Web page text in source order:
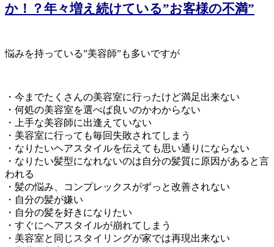
か！？年々増え続けている”お客様の不満”
悩みを持っている”美容師”も多いですが
・今までたくさんの美容室に行ったけど満足出来ない
・何処の美容室を選べば良いのかわからない
・上手な美容師に出逢えていない
・美容室に行っても毎回失敗されてしまう
・なりたいヘアスタイルを伝えても思い通りにならない
・なりたい髪型になれないのは自分の髪質に原因があると言
われる
・髪の悩み、コンプレックスがずっと改善されない
・自分の髪が嫌い
・自分の髪を好きになりたい
・すぐにヘアスタイルが崩れてしまう
・美容室と同じスタイリングが家では再現出来ない